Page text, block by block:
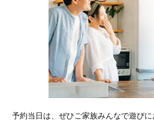
予約当日は、ぜひご家族みんなで遊び